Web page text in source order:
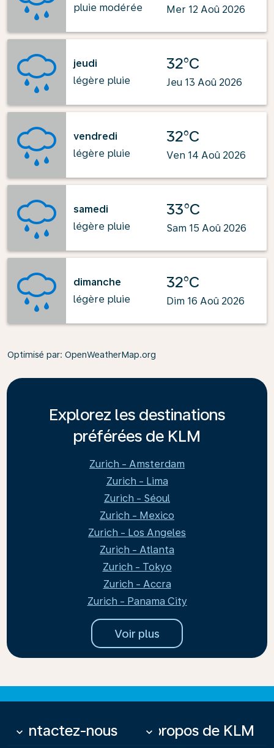
pluie modérée
Mer 12 Aoû 2026
jeudi
légère pluie
32°C
Jeu 13 Aoû 2026
vendredi
légère pluie
32°C
Ven 14 Aoû 2026
samedi
légère pluie
33°C
Sam 15 Aoû 2026
dimanche
légère pluie
32°C
Dim 16 Aoû 2026
Optimisé par: OpenWeatherMap.org
Explorez les destinations
préférées de KLM
Zurich - Amsterdam
Zurich - Lima
Zurich - Séoul
Zurich - Mexico
Zurich - Los Angeles
Zurich - Atlanta
Zurich - Tokyo
Zurich - Accra
Zurich - Panama City
Voir plus
Contactez-nous
keyboard_arrow_down À propos de KLM
keyboard_arrow_down